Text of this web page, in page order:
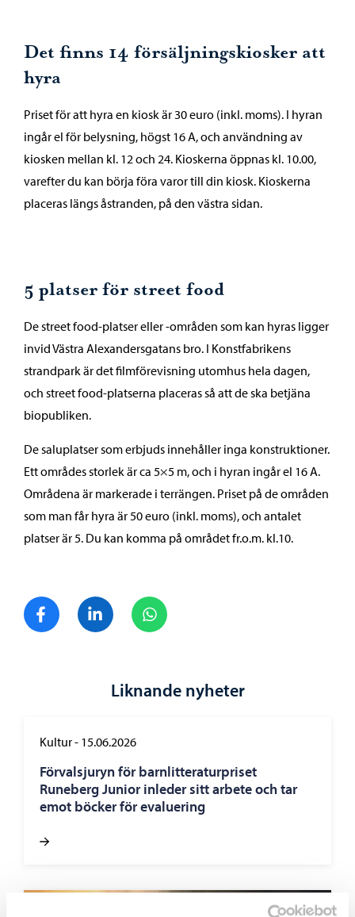
Det finns 14 försäljningskiosker att
hyra
Priset för att hyra en kiosk är 30 euro (inkl. moms). I hyran
ingår el för belysning, högst 16 A, och användning av
kiosken mellan kl. 12 och 24. Kioskerna öppnas kl. 10.00,
varefter du kan börja föra varor till din kiosk. Kioskerna
placeras längs åstranden, på den västra sidan.
5 platser för street food
De street food-platser eller -områden som kan hyras ligger
invid Västra Alexandersgatans bro. I Konstfabrikens
strandpark är det filmförevisning utomhus hela dagen,
och street food-platserna placeras så att de ska betjäna
biopubliken.
De saluplatser som erbjuds innehåller inga konstruktioner.
Ett områdes storlek är ca 5×5 m, och i hyran ingår el 16 A.
Områdena är markerade i terrängen. Priset på de områden
som man får hyra är 50 euro (inkl. moms), och antalet
platser är 5. Du kan komma på området fr.o.m. kl.10.
Dela på FacebookDela på LinkedIn
Liknande nyheter
Kultur- 15.06.2026
Förvalsjuryn för barnlitteraturpriset
Runeberg Junior inleder sitt arbete och tar
emot böcker för evaluering